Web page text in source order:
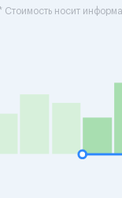
Стоимость носит